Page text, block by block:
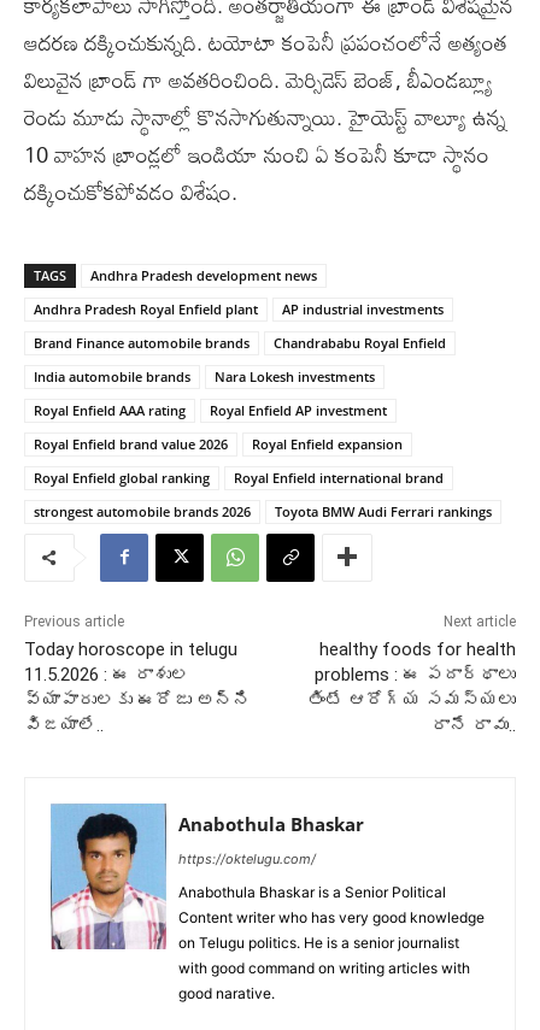
ఆదరణ దక్కించుకున్నది. టయోటా కంపెనీ ప్రపంచంలోనే అత్యంత
విలువైన బ్రాండ్ గా అవతరించింది. మెర్సిడెస్ బెంజ్, బీఎండబ్ల్యూ
రెండు మూడు స్థానాల్లో కొనసాగుతున్నాయి. హైయెస్ట్ వాల్యూ ఉన్న
10 వాహన బ్రాండ్లలో ఇండియా నుంచి ఏ కంపెనీ కూడా స్థానం
దక్కించుకోకపోవడం విశేషం.
TAGS
Andhra Pradesh development news
Andhra Pradesh Royal Enfield plant
AP industrial investments
Brand Finance automobile brands
Chandrababu Royal Enfield
India automobile brands
Nara Lokesh investments
Royal Enfield AAA rating
Royal Enfield AP investment
Royal Enfield brand value 2026
Royal Enfield expansion
Royal Enfield global ranking
Royal Enfield international brand
strongest automobile brands 2026
Toyota BMW Audi Ferrari rankings
Previous article
Today horoscope in telugu
11.5.2026 : ఈ రాశుల
వ్యాపారులకు ఈరోజు అన్ని
విజయాలే..
Next article
healthy foods for health
problems : ఈ పదార్థాలు
తింటే ఆరోగ్య సమస్యలు
రానే రావు..
Anabothula Bhaskar
https://oktelugu.com/
Anabothula Bhaskar is a Senior Political
Content writer who has very good knowledge
on Telugu politics. He is a senior journalist
with good command on writing articles with
good narative.